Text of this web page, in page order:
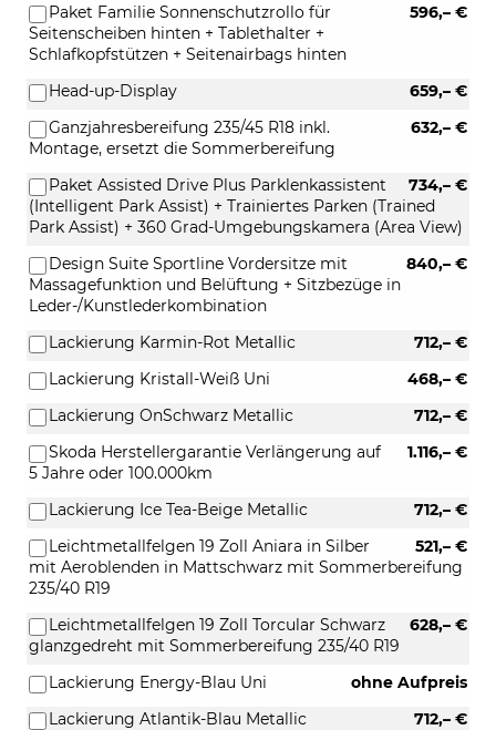
596,– €
Paket Familie Sonnenschutzrollo für
Seitenscheiben hinten + Tablethalter +
Schlafkopfstützen + Seitenairbags hinten
659,– €
Head-up-Display
632,– €
Ganzjahresbereifung 235/45 R18 inkl.
Montage, ersetzt die Sommerbereifung
734,– €
Paket Assisted Drive Plus Parklenkassistent
(Intelligent Park Assist) + Trainiertes Parken (Trained
Park Assist) + 360 Grad-Umgebungskamera (Area View)
840,– €
Design Suite Sportline Vordersitze mit
Massagefunktion und Belüftung + Sitzbezüge in
Leder-/Kunstlederkombination
712,– €
Lackierung Karmin-Rot Metallic
468,– €
Lackierung Kristall-Weiß Uni
712,– €
Lackierung OnSchwarz Metallic
1.116,– €
Skoda Herstellergarantie Verlängerung auf
5 Jahre oder 100.000km
712,– €
Lackierung Ice Tea-Beige Metallic
521,– €
Leichtmetallfelgen 19 Zoll Aniara in Silber
mit Aeroblenden in Mattschwarz mit Sommerbereifung
235/40 R19
628,– €
Leichtmetallfelgen 19 Zoll Torcular Schwarz
glanzgedreht mit Sommerbereifung 235/40 R19
ohne Aufpreis
Lackierung Energy-Blau Uni
712,– €
Lackierung Atlantik-Blau Metallic